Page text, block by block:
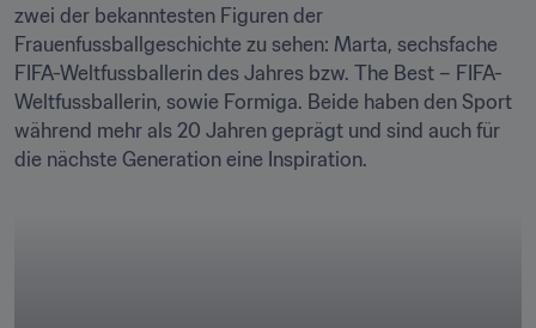
zwei der bekanntesten Figuren der
Frauenfussballgeschichte zu sehen: Marta, sechsfache
FIFA-Weltfussballerin des Jahres bzw. The Best – FIFA-
Weltfussballerin, sowie Formiga. Beide haben den Sport
während mehr als 20 Jahren geprägt und sind auch für
die nächste Generation eine Inspiration.